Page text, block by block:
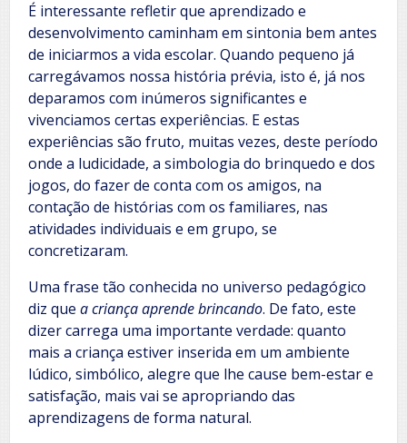
É interessante refletir que aprendizado e
desenvolvimento caminham em sintonia bem antes
de iniciarmos a vida escolar. Quando pequeno já
carregávamos nossa história prévia, isto é, já nos
deparamos com inúmeros significantes e
vivenciamos certas experiências. E estas
experiências são fruto, muitas vezes, deste período
onde a ludicidade, a simbologia do brinquedo e dos
jogos, do fazer de conta com os amigos, na
contação de histórias com os familiares, nas
atividades individuais e em grupo, se
concretizaram.
Uma frase tão conhecida no universo pedagógico
diz que a criança aprende brincando. De fato, este
dizer carrega uma importante verdade: quanto
mais a criança estiver inserida em um ambiente
lúdico, simbólico, alegre que lhe cause bem-estar e
satisfação, mais vai se apropriando das
aprendizagens de forma natural.